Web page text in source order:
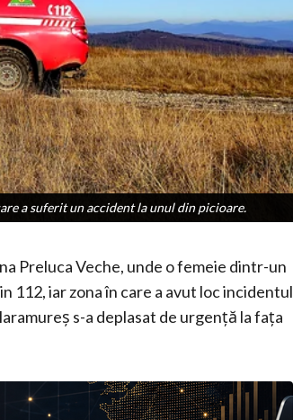
a suferit un accident la unul din picioare.
a suferit un accident la unul din picioare.
Preluca Veche, unde o femeie dintr-un
iar zona în care a avut loc incidentul
s-a deplasat de urgenţă la faţa